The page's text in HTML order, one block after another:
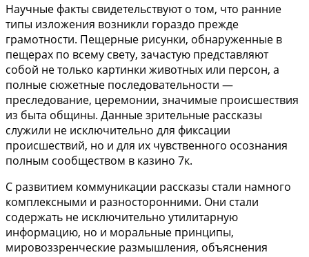
Научные факты свидетельствуют о том, что ранние
типы изложения возникли гораздо прежде
грамотности. Пещерные рисунки, обнаруженные в
пещерах по всему свету, зачастую представляют
собой не только картинки животных или персон, а
полные сюжетные последовательности —
преследование, церемонии, значимые происшествия
из быта общины. Данные зрительные рассказы
служили не исключительно для фиксации
происшествий, но и для их чувственного осознания
полным сообществом в казино 7к.
С развитием коммуникации рассказы стали намного
комплексными и разносторонними. Они стали
содержать не исключительно утилитарную
информацию, но и моральные принципы,
мировоззренческие размышления, объяснения